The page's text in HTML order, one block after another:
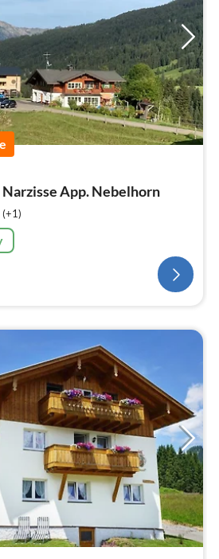
App. Nebelhorn
(+1)